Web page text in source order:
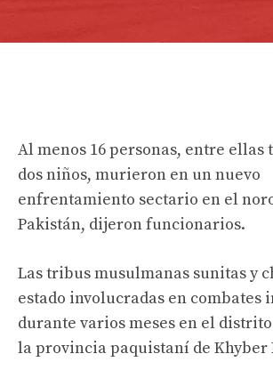
Al menos 16 personas, entre ellas
dos niños, murieron en un nuevo
enfrentamiento sectario en el
Pakistán, dijeron funcionarios.
Las tribus musulmanas sunitas y
estado involucradas en combates
durante varios meses en el
la provincia paquistaní de Khyber